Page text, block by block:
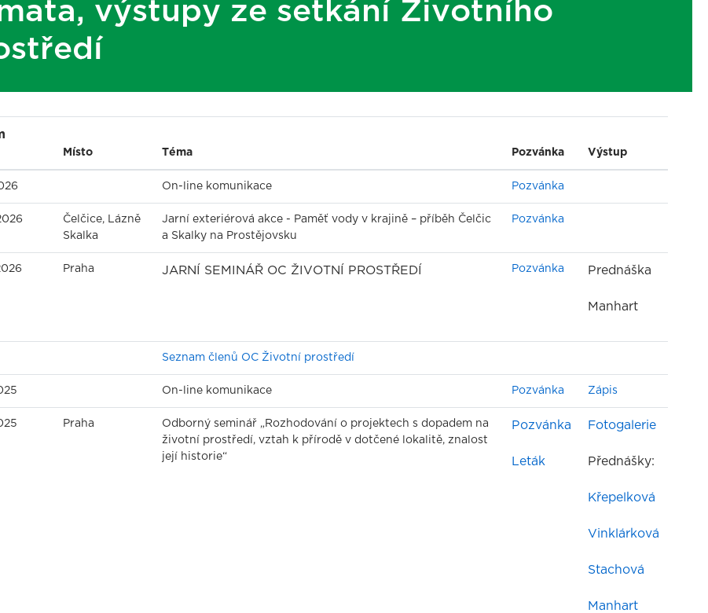
výstupy ze setkání Životního
Místo Téma Pozvánka Výstup
On-line komunikace Pozvánka
Čelčice, Lázně
Skalka
Jarní exteriérová akce - Paměť vody v krajině – příběh Čelčic
a Skalky na Prostějovsku
Pozvánka
Praha JARNÍ SEMINÁŘ OC ŽIVOTNÍ PROSTŘEDÍ Pozvánka Prednáška
Manhart
Seznam členů OC Životní prostředí
On-line komunikace Pozvánka Zápis
Praha
Odborný seminář „Rozhodování o projektech s dopadem na
životní prostředí, vztah k přírodě v dotčené lokalitě, znalost
její historie“
Pozvánka
Leták
Fotogalerie
Přednášky:
Křepelková
Vinklárková
Stachová
Manhart